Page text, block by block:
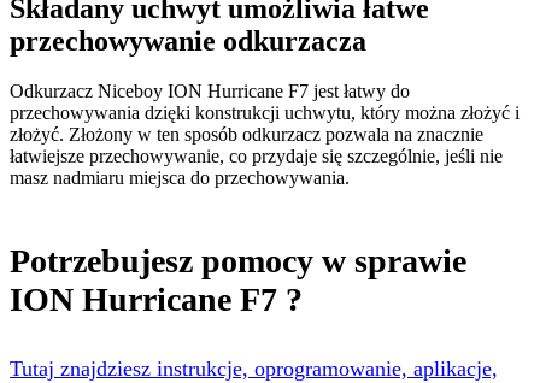
Składany uchwyt umożliwia łatwe
przechowywanie odkurzacza
Odkurzacz Niceboy ION Hurricane F7 jest łatwy do
przechowywania dzięki konstrukcji uchwytu, który można złożyć i
złożyć. Złożony w ten sposób odkurzacz pozwala na znacznie
łatwiejsze przechowywanie, co przydaje się szczególnie, jeśli nie
masz nadmiaru miejsca do przechowywania.
Potrzebujesz pomocy w sprawie
ION Hurricane F7 ?
Tutaj znajdziesz instrukcje, oprogramowanie, aplikacje,